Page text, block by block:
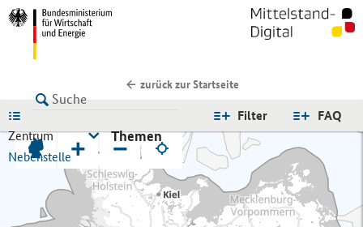
zurück zur Startseite
FAQ
Filter
Zentrum
Nebenstelle
Themen
+ −